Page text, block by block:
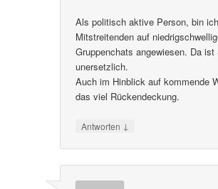
Als politisch aktive Person, bin
Mitstreitenden auf
Gruppenchats angewiesen. Da ist
unersetzlich.
Auch im Hinblick auf kommende
das viel Rückendeckung.
Antworten ↓